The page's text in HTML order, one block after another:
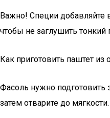
Важно! Специи добавляйте
чтобы не заглушить тонкий
Как приготовить паштет из
Фасоль нужно подготовить
затем отварите до мягкости.